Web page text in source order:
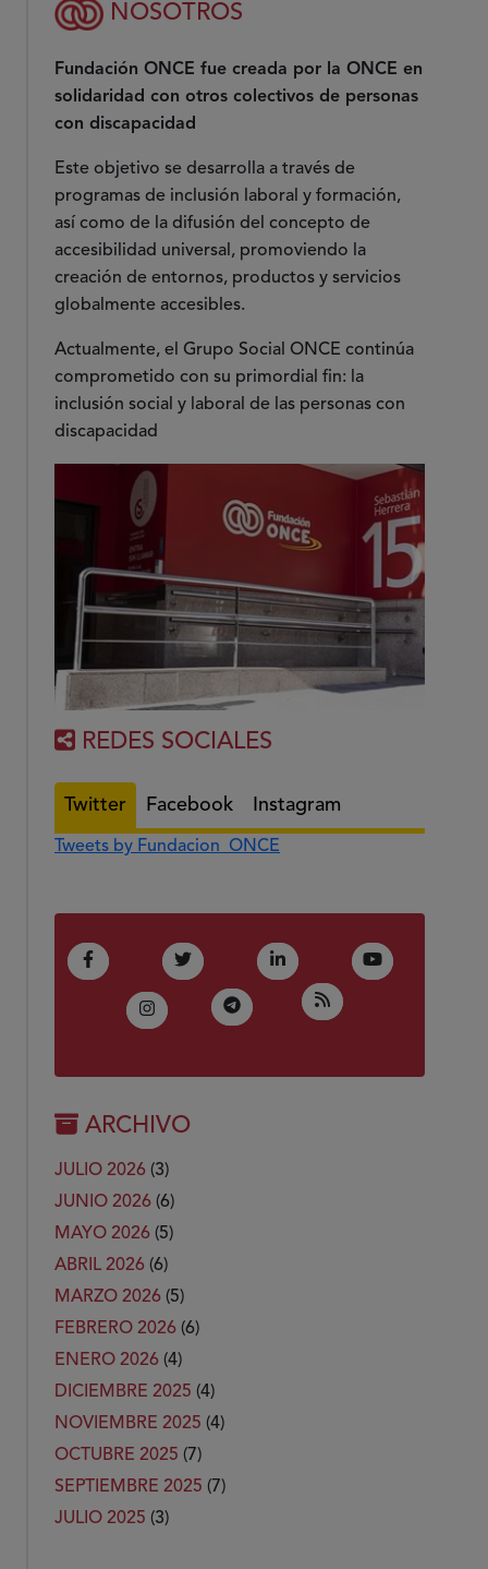
NOSOTROS
Fundación ONCE fue creada por la ONCE en
solidaridad con otros colectivos de personas
con discapacidad
Este objetivo se desarrolla a través de
programas de inclusión laboral y formación,
así como de la difusión del concepto de
accesibilidad universal, promoviendo la
creación de entornos, productos y servicios
globalmente accesibles.
Actualmente, el Grupo Social ONCE continúa
comprometido con su primordial fin: la
inclusión social y laboral de las personas con
discapacidad
REDES SOCIALES
Twitter Facebook Instagram
Tweets by Fundacion_ONCE
Facebook
(Abre en nueva ventana)
Twitter
(Abre en nueva ventana)
LinkedIn
(Abre en nueva ventana)
Youtube
(Abre en
Instagram
(Abre en nueva ventana)
Telegram
(Abre en nueva ventana)
RSS
(Abre en nueva
ARCHIVO
JULIO 2026 (3)
JUNIO 2026 (6)
MAYO 2026 (5)
ABRIL 2026 (6)
MARZO 2026 (5)
FEBRERO 2026 (6)
ENERO 2026 (4)
DICIEMBRE 2025 (4)
NOVIEMBRE 2025 (4)
OCTUBRE 2025 (7)
SEPTIEMBRE 2025 (7)
JULIO 2025 (3)